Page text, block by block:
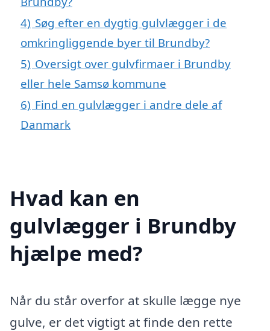
4) Søg efter en dygtig gulvlægger i de
omkringliggende byer til Brundby?
5) Oversigt over gulvfirmaer i Brundby
eller hele Samsø kommune
6) Find en gulvlægger i andre dele af
Danmark
Hvad kan en
gulvlægger i Brundby
hjælpe med?
Når du står overfor at skulle lægge nye
gulve, er det vigtigt at finde den rette